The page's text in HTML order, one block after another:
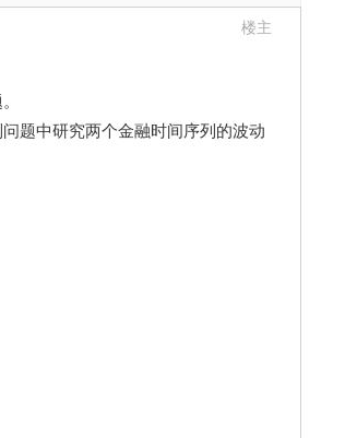
楼主
题中研究两个金融时间序列的波动